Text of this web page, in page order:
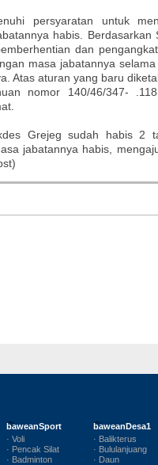
persyaratan untuk
habis. Berdasarkan
dan
masa jabatannya selama
Atas aturan yang baru
nomor 140/46/347-
Grejeg sudah habis 2
jabatannya habis,
baweanSport
· Voli
· Pencak Silat
· Badminton
baweanDesa1
· Balikterus
· Bululanjuang
· Daun